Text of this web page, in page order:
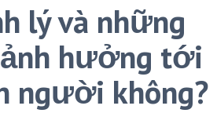
lý và những
hưởng tới
người không?